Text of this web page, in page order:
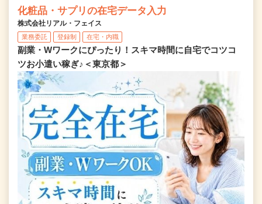
化粧品・サプリの在宅データ入力
株式会社リアル・フェイス
業務委託 登録制 在宅・内職
副業・Wワークにぴったり！スキマ時間に自宅でコツコ
ツお小遣い稼ぎ♪＜東京都＞